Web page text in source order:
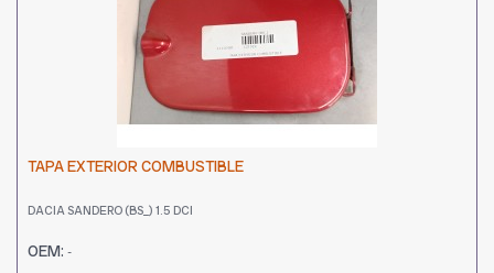
TAPA EXTERIOR COMBUSTIBLE
DACIA SANDERO (BS_) 1.5 DCI
OEM: -